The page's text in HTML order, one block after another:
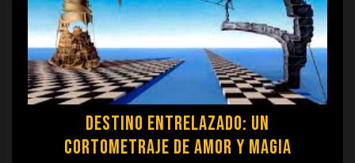
Destino Entrelazado: Un
Cortometraje de Amor y Magia